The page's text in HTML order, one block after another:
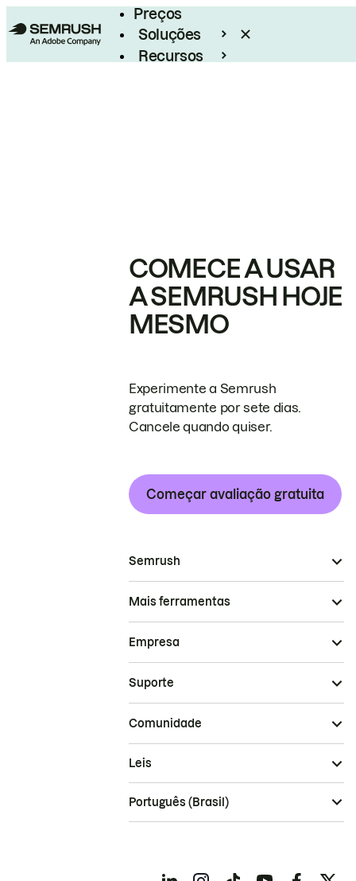
Preços
Soluções
Recursos
COMECE A USAR
A SEMRUSH HOJE
MESMO
Experimente a Semrush
gratuitamente por sete dias.
Cancele quando quiser.
Começar avaliação gratuita
Semrush
Mais ferramentas
Empresa
Suporte
Comunidade
Leis
Português (Brasil)